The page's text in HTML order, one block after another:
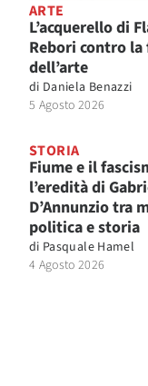
ARTE
L’acquerello di
Rebori contro
dell’arte
di Daniela Benazzi
5 Agosto 2026
STORIA
Fiume e il
l’eredità di
D’Annunzio tra
politica e storia
di Pasquale Hamel
4 Agosto 2026